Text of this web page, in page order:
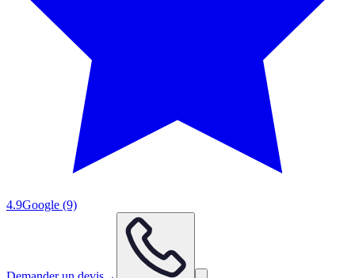
4.9Google (9)